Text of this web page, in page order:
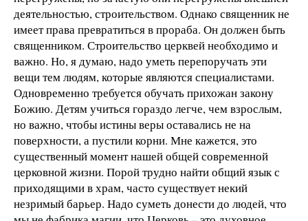
деятельностью, строительством. Однако священник не
имеет права превратиться в прораба. Он должен быть
священником. Строительство церквей необходимо и
важно. Но, я думаю, надо уметь перепоручать эти
вещи тем людям, которые являются специалистами.
Одновременно требуется обучать прихожан закону
Божию. Детям учиться гораздо легче, чем взрослым,
но важно, чтобы истины веры оставались не на
поверхности, а пустили корни. Мне кажется, это
существенный момент нашей общей современной
церковной жизни. Порой трудно найти общий язык с
приходящими в храм, часто существует некий
незримый барьер. Надо суметь донести до людей, что